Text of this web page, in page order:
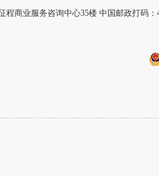
程商业服务咨询中心35楼 中国邮政打码